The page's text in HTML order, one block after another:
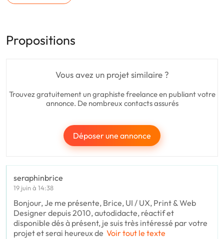
Propositions
Vous avez un projet similaire ?
Trouvez gratuitement un graphiste freelance en publiant votre
annonce. De nombreux contacts assurés
Déposer une annonce
seraphinbrice
19 juin à 14:38
Bonjour, Je me présente, Brice, UI / UX, Print & Web
Designer depuis 2010, autodidacte, réactif et
disponible dés à présent, je suis très intéressé par votre
projet et serai heureux de Voir tout le texte